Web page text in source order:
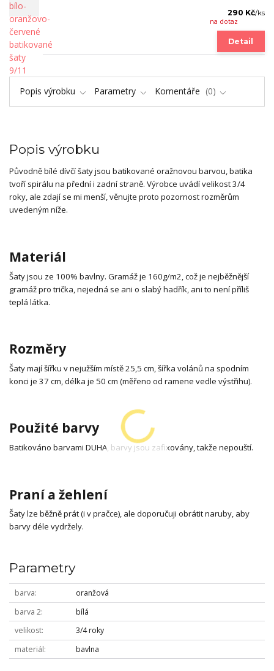
290 Kč/ks
na dotaz
Detail
Popis výrobku Parametry Komentáře 0
Popis výrobku
Původně bílé dívčí šaty jsou batikované oražnovou barvou, batika
tvoří spirálu na přední i zadní straně. Výrobce uvádí velikost 3/4
roky, ale zdají se mi menší, věnujte proto pozornost rozměrům
uvedeným níže.
Materiál
Šaty jsou ze 100% bavlny. Gramáž je 160g/m2, což je nejběžnější
gramáž pro trička, nejedná se ani o slabý hadřík, ani to není příliš
teplá látka.
Rozměry
Šaty mají šířku v nejužším místě 25,5 cm, šířka volánů na spodním
konci je 37 cm, délka je 50 cm (měřeno od ramene vedle výstřihu).
Použité barvy
Batikováno barvami DUHA, barvy jsou zafixovány, takže nepouští.
Praní a žehlení
Šaty lze běžně prát (i v pračce), ale doporučuji obrátit naruby, aby
barvy déle vydržely.
Parametry
barva
oranžová
barva 2
bílá
velikost
3/4 roky
materiál
bavlna